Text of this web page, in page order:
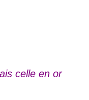
celle en or